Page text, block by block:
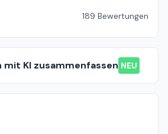
189 Bewertungen
mit KI zusammenfassen NEU